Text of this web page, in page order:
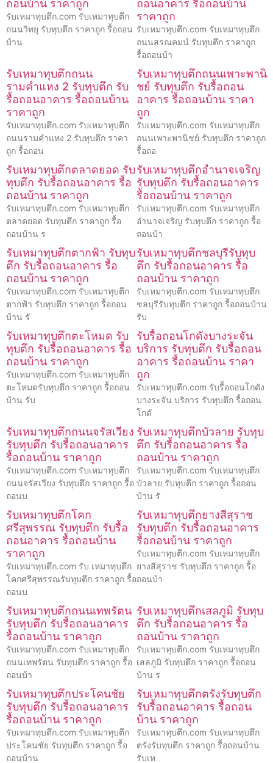
ถอนบ้าน ราคาถูก
รับเหมาทุบตึก.com รับเหมาทุบตึก
ถนนวิทยุ รับทุบตึก ราคาถูก รื้อถอน
บ้าน
ถอนอาคาร รื้อถอนบ้าน
ราคาถูก
รับเหมาทุบตึก.com รับเหมาทุบตึก
ถนนสรณคมน์ รับทุบตึก ราคาถูก
รื้อถอนบ้า
รับเหมาทุบตึกถนน
รามคำแหง 2 รับทุบตึก รับ
รื้อถอนอาคาร รื้อถอนบ้าน
ราคาถูก
รับเหมาทุบตึก.com รับเหมาทุบตึก
ถนนรามคำแหง 2 รับทุบตึก ราคา
ถูก รื้อถอน
รับเหมาทุบตึกถนนเพาะพานิ
ชย์ รับทุบตึก รับรื้อถอน
อาคาร รื้อถอนบ้าน ราคา
ถูก
รับเหมาทุบตึก.com รับเหมาทุบตึก
ถนนเพาะพานิชย์ รับทุบตึก ราคาถูก
รื้อถอ
รับเหมาทุบตึกตลาดยอด รับ
ทุบตึก รับรื้อถอนอาคาร รื้อ
ถอนบ้าน ราคาถูก
รับเหมาทุบตึก.com รับเหมาทุบตึก
ตลาดยอด รับทุบตึก ราคาถูก รื้อ
ถอนบ้าน ร
รับเหมาทุบตึกอำนาจเจริญ
รับทุบตึก รับรื้อถอนอาคาร
รื้อถอนบ้าน ราคาถูก
รับเหมาทุบตึก.com รับเหมาทุบตึก
อำนาจเจริญ รับทุบตึก ราคาถูก รื้อ
ถอนบ้า
รับเหมาทุบตึกตากฟ้า รับทุบ
ตึก รับรื้อถอนอาคาร รื้อ
ถอนบ้าน ราคาถูก
รับเหมาทุบตึก.com รับเหมาทุบตึก
ตากฟ้า รับทุบตึก ราคาถูก รื้อถอน
บ้าน รั
รับเหมาทุบตึกชลบุรีรับทุบ
ตึก รับรื้อถอนอาคาร รื้อ
ถอนบ้าน ราคาถูก
รับเหมาทุบตึก.com รับเหมาทุบตึก
ชลบุรีรับทุบตึก ราคาถูก รื้อถอนบ้าน
รับ
รับเหมาทุบตึกตะโหมด รับ
ทุบตึก รับรื้อถอนอาคาร รื้อ
ถอนบ้าน ราคาถูก
รับเหมาทุบตึก.com รับเหมาทุบตึก
ตะโหมดรับทุบตึก ราคาถูก รื้อถอน
บ้าน รับ
รับรื้อถอนโกดังบางระจัน
บริการ รับทุบตึก รับรื้อถอน
อาคาร รื้อถอนบ้าน ราคา
ถูก
รับเหมาทุบตึก.com รับรื้อถอนโกดัง
บางระจัน บริการ รับทุบตึก รื้อถอน
โกดั
รับเหมาทุบตึกถนนจรัสเวียง
รับทุบตึก รับรื้อถอนอาคาร
รื้อถอนบ้าน ราคาถูก
รับเหมาทุบตึก.com รับเหมาทุบตึก
ถนนจรัสเวียง รับทุบตึก ราคาถูก รื้อ
ถอนบ
รับเหมาทุบตึกบัวลาย รับทุบ
ตึก รับรื้อถอนอาคาร รื้อ
ถอนบ้าน ราคาถูก
รับเหมาทุบตึก.com รับเหมาทุบตึก
บัวลาย รับทุบตึก ราคาถูก รื้อถอน
บ้าน รั
รับเหมาทุบตึกโคก
ศรีสุพรรณ รับทุบตึก รับรื้อ
ถอนอาคาร รื้อถอนบ้าน
ราคาถูก
รับเหมาทุบตึก.com รับ เหมาทุบตึก
โคกศรีสุพรรณรับทุบตึก ราคาถูก รื้อ
ถอนบ
รับเหมาทุบตึกยางสีสุราช
รับทุบตึก รับรื้อถอนอาคาร
รื้อถอนบ้าน ราคาถูก
รับเหมาทุบตึก.com รับเหมาทุบตึก
ยางสีสุราช รับทุบตึก ราคาถูก รื้อ
ถอนบ้า
รับเหมาทุบตึกถนนเทพรัตน
รับทุบตึก รับรื้อถอนอาคาร
รื้อถอนบ้าน ราคาถูก
รับเหมาทุบตึก.com รับเหมาทุบตึก
ถนนเทพรัตน รับทุบตึก ราคาถูก รื้อ
ถอนบ้า
รับเหมาทุบตึกเสลภูมิ รับทุบ
ตึก รับรื้อถอนอาคาร รื้อ
ถอนบ้าน ราคาถูก
รับเหมาทุบตึก.com รับเหมาทุบตึก
เสลภูมิ รับทุบตึก ราคาถูก รื้อถอน
บ้าน ร
รับเหมาทุบตึกประโคนชัย
รับทุบตึก รับรื้อถอนอาคาร
รื้อถอนบ้าน ราคาถูก
รับเหมาทุบตึก.com รับเหมาทุบตึก
ประโคนชัย รับทุบตึก ราคาถูก รื้อ
ถอนบ้าน
รับเหมาทุบตึกตรังรับทุบตึก
รับรื้อถอนอาคาร รื้อถอน
บ้าน ราคาถูก
รับเหมาทุบตึก.com รับเหมาทุบตึก
ตรังรับทุบตึก ราคาถูก รื้อถอนบ้าน
รับเห